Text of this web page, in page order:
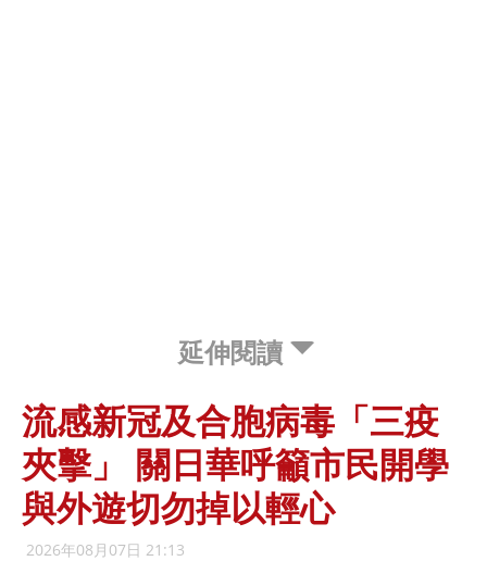
延伸閱讀
流感新冠及合胞病毒「三疫
夾擊」 關日華呼籲市民開學
與外遊切勿掉以輕心
2026年08月07日 21:13